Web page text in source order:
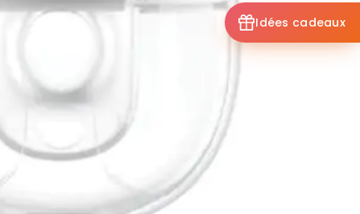
Idées cadeaux